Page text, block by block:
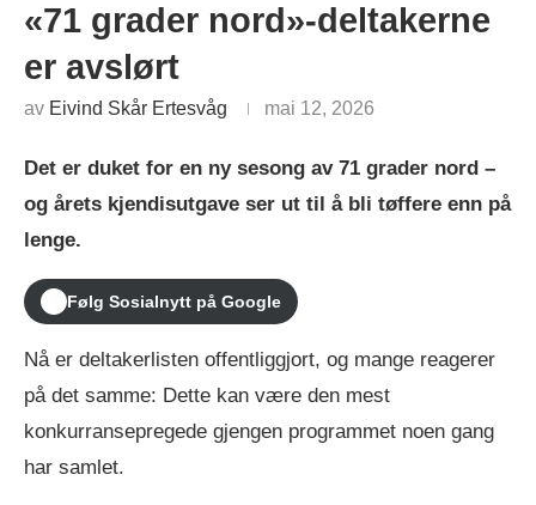
«71 grader nord»-deltakerne
er avslørt
av Eivind Skår Ertesvåg mai 12, 2026
Det er duket for en ny sesong av 71 grader nord –
og årets kjendisutgave ser ut til å bli tøffere enn på
lenge.
Følg Sosialnytt på Google
Nå er deltakerlisten offentliggjort, og mange reagerer
på det samme: Dette kan være den mest
konkurransepregede gjengen programmet noen gang
har samlet.